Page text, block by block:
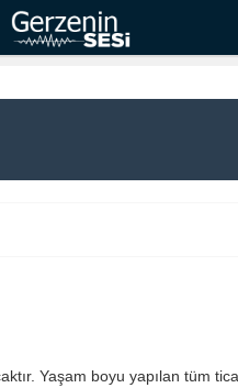
Yaşam boyu yapılan tüm